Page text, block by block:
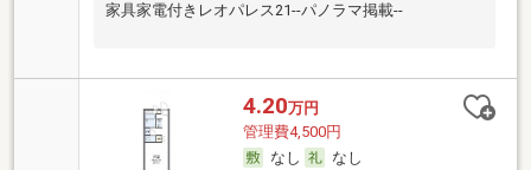
家具家電付きレオパレス21--パノラマ掲載--
4.20万円
管理費4,500円
なし
なし